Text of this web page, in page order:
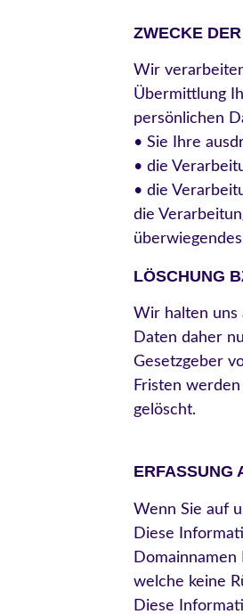
ZWECKE
Wir
Übermittlung
persönlichen
• Sie Ihre
• die
• die
die
LÖSCHUNG
Wir halten uns
Daten daher
Gesetzgeber
Fristen
gelöscht.
ERFASSUNG
Wenn Sie auf
Diese
welche keine
Diese